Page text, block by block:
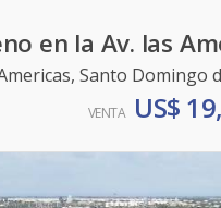
en la Av. las
, Santo Domingo
VENTA US$